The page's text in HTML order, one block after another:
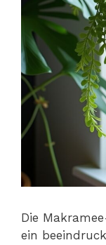
Die
ein